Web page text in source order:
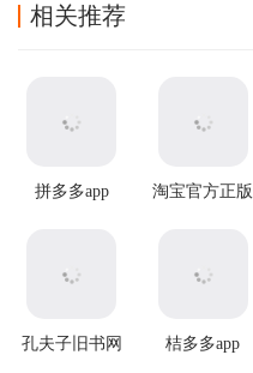
相关推荐
拼多多app 淘宝官方正版
孔夫子旧书网
桔多多app